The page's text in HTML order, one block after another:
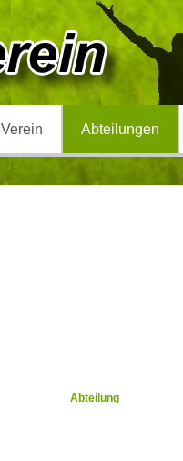
Verein Abteilungen
Abteilung